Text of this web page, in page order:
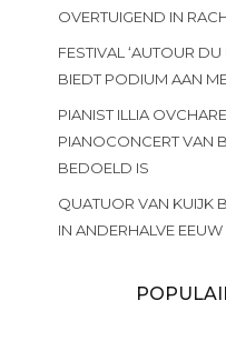
OVERTUIGEND IN
FESTIVAL ‘AUTOUR
BIEDT PODIUM AAN
PIANIST ILLIA
PIANOCONCERT VAN
BEDOELD IS
QUATUOR VAN KUIJK
IN ANDERHALVE EEUW